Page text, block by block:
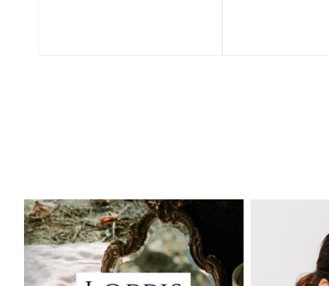
Vi skall ha loppis!
I Vellnez anda;...